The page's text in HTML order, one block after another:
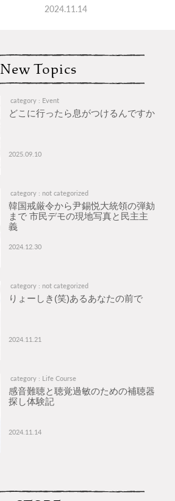
2024.11.14
New Topics
category : Event
どこに行ったら息がつけるんですか
2025.09.10
category : not categorized
韓国戒厳令から尹錫悦大統領の弾劾
まで 市民デモの現地写真と民主主
義
2024.12.30
category : not categorized
りょーしき(笑)あるあなたの前で
2024.11.21
category : Life Course
感音難聴と聴覚過敏のための補聴器
探し体験記
2024.11.14